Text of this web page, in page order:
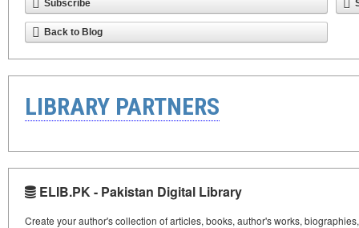
Subscribe
Back to Blog
LIBRARY PARTNERS
ELIB.PK - Pakistan Digital Library
Create your author's collection of articles, books, author's works,